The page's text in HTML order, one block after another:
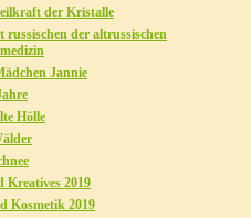
der Kristalle
russischen der altrussischen
Jannie
Hölle
Kreatives 2019
Kosmetik 2019